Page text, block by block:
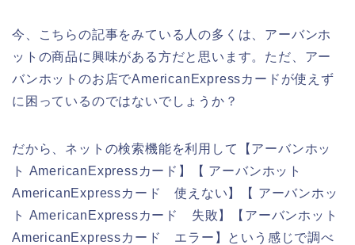
今、こちらの記事をみている人の多くは、アーバンホ
ットの商品に興味がある方だと思います。ただ、アー
バンホットのお店でAmericanExpressカードが使えず
に困っているのではないでしょうか？
だから、ネットの検索機能を利用して【アーバンホッ
ト AmericanExpressカード】【 アーバンホット
AmericanExpressカード 使えない】【 アーバンホッ
ト AmericanExpressカード 失敗】【アーバンホット
AmericanExpressカード エラー】という感じで調べ